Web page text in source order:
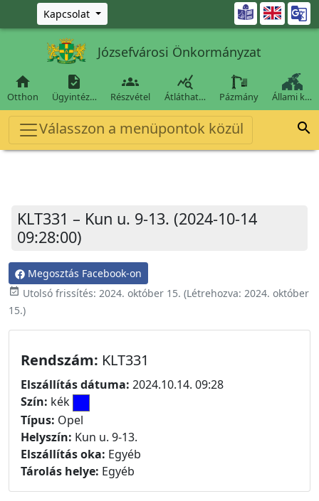
Ugrás a fő tartalomra
Kapcsolat 
Józsefvárosi Önkormányzat

Otthon

Ügyintéz…

Részvétel

Átláthat… Pázmány Állami k…
Válasszon a menüpontok közül 
KLT331 – Kun u. 9-13. (2024-10-14
09:28:00)
Megosztás Facebook-on
event_available Utolsó frissítés: 2024. október 15. (Létrehozva: 2024. október
15.)
Rendszám: KLT331
Elszállítás dátuma: 2024.10.14. 09:28
Szín: kék
Típus: Opel
Helyszín: Kun u. 9-13.
Elszállítás oka: Egyéb
Tárolás helye: Egyéb